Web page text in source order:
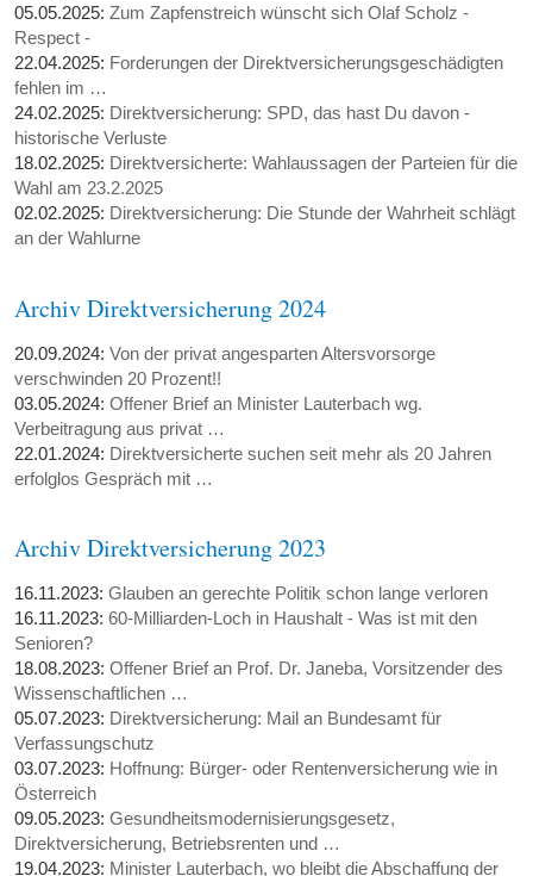
05.05.2025:Zum Zapfenstreich wünscht sich Olaf Scholz -
Respect -
22.04.2025: Forderungen der Direktversicherungsgeschädigten
fehlen im …
24.02.2025: Direktversicherung: SPD, das hast Du davon -
historische Verluste
18.02.2025: Direktversicherte: Wahlaussagen der Parteien für die
Wahl am 23.2.2025
02.02.2025: Direktversicherung: Die Stunde der Wahrheit schlägt
an der Wahlurne
Archiv Direktversicherung 2024
20.09.2024:Von der privat angesparten Altersvorsorge
verschwinden 20 Prozent!!
03.05.2024:Offener Brief an Minister Lauterbach wg.
Verbeitragung aus privat …
22.01.2024: Direktversicherte suchen seit mehr als 20 Jahren
erfolglos Gespräch mit …
Archiv Direktversicherung 2023
16.11.2023:Glauben an gerechte Politik schon lange verloren
16.11.2023:60-Milliarden-Loch in Haushalt - Was ist mit den
Senioren?
18.08.2023:Offener Brief an Prof. Dr. Janeba, Vorsitzender des
Wissenschaftlichen …
05.07.2023: Direktversicherung: Mail an Bundesamt für
Verfassungschutz
03.07.2023: Hoffnung: Bürger- oder Rentenversicherung wie in
Österreich
09.05.2023:Gesundheitsmodernisierungsgesetz,
Direktversicherung, Betriebsrenten und …
19.04.2023: Minister Lauterbach, wo bleibt die Abschaffung der